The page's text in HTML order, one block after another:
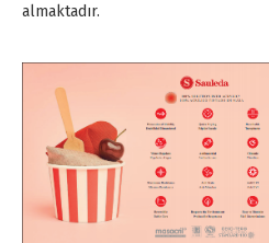
almaktadır.